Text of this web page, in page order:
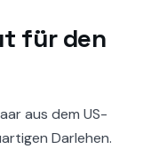
für den
aus dem US-
Darlehen.